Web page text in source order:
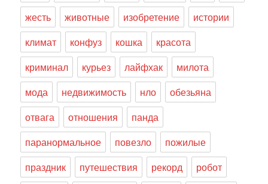
жесть
животные изобретение
истории
климат
конфуз кошка
красота
криминал
курьез лайфхак
милота
мода
недвижимость нло
обезьяна
отвага
отношения
панда
паранормальное
повезло
пожилые
праздник
путешествия рекорд
робот